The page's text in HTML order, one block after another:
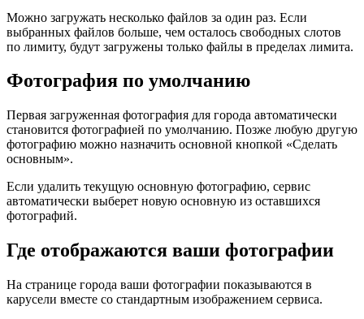
Можно загружать несколько файлов за один раз. Если
выбранных файлов больше, чем осталось свободных слотов
по лимиту, будут загружены только файлы в пределах лимита.
Фотография по умолчанию
Первая загруженная фотография для города автоматически
становится фотографией по умолчанию. Позже любую другую
фотографию можно назначить основной кнопкой «Сделать
основным».
Если удалить текущую основную фотографию, сервис
автоматически выберет новую основную из оставшихся
фотографий.
Где отображаются ваши фотографии
На странице города ваши фотографии показываются в
карусели вместе со стандартным изображением сервиса.